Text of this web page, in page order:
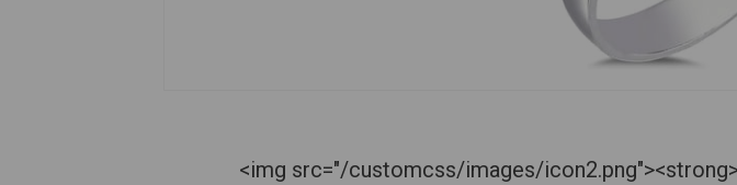
<img src="/customcss/images/